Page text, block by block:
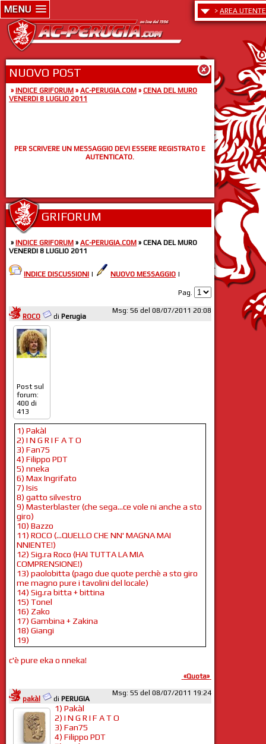
MENU > AREA UTENTE
NUOVO POST
» INDICE GRIFORUM » AC-PERUGIA.COM » CENA DEL MURO
VENERDI 8 LUGLIO 2011
PER SCRIVERE UN MESSAGGIO DEVI ESSERE REGISTRATO E
AUTENTICATO.
GRIFORUM
» INDICE GRIFORUM » AC-PERUGIA.COM » CENA DEL MURO
VENERDI 8 LUGLIO 2011
INDICE DISCUSSIONI | NUOVO MESSAGGIO |
Pag.
ROCO di Perugia
Msg: 56 del 08/07/2011 20:08
Post sul
forum:
400 di
413
1) Pakàl
2) I N G R I F A T O
3) Fan75
4) Filippo PDT
5) nneka
6) Max Ingrifato
7) Isis
8) gatto silvestro
9) Masterblaster (che sega...ce vole ni anche a sto
giro)
10) Bazzo
11) ROCO (...QUELLO CHE NN' MAGNA MAI
NNIENTE!)
12) Sig.ra Roco (HAI TUTTA LA MIA
COMPRENSIONE!)
13) paolobitta (pago due quote perchè a sto giro
me magno pure i tavolini del locale)
14) Sig.ra bitta + bittina
15) Tonel
16) Zako
17) Gambina + Zakina
18) Giangi
19)
c'è pure eka o nneka!
«Quota»
pakàl di PERUGIA
Msg: 55 del 08/07/2011 19:24
1) Pakàl
2) I N G R I F A T O
3) Fan75
4) Filippo PDT